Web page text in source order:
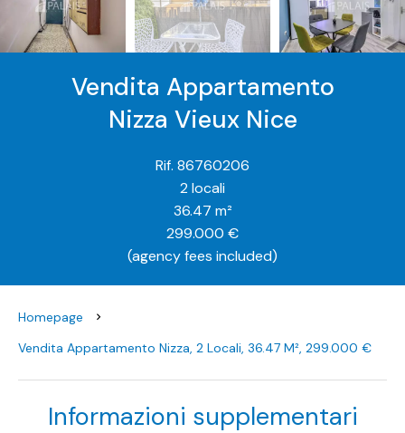
Vendita Appartamento
Nizza Vieux Nice
Rif. 86760206
2 locali
36.47 m²
299.000 €
(agency fees included)
Homepage
Vendita Appartamento Nizza, 2 Locali, 36.47 M², 299.000 €
Informazioni supplementari